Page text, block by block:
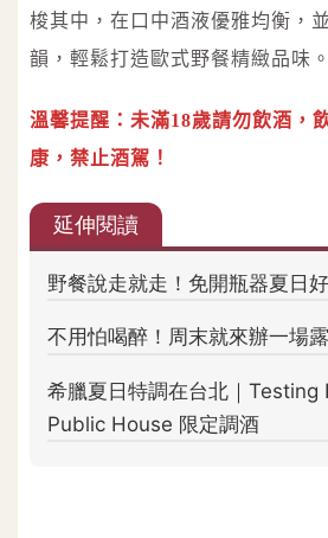
梭其中，在口中酒液優雅均衡，
韻，輕鬆打造歐式野餐精緻品味。
溫馨提醒：未滿18歲請勿飲酒，
康，禁止酒駕！